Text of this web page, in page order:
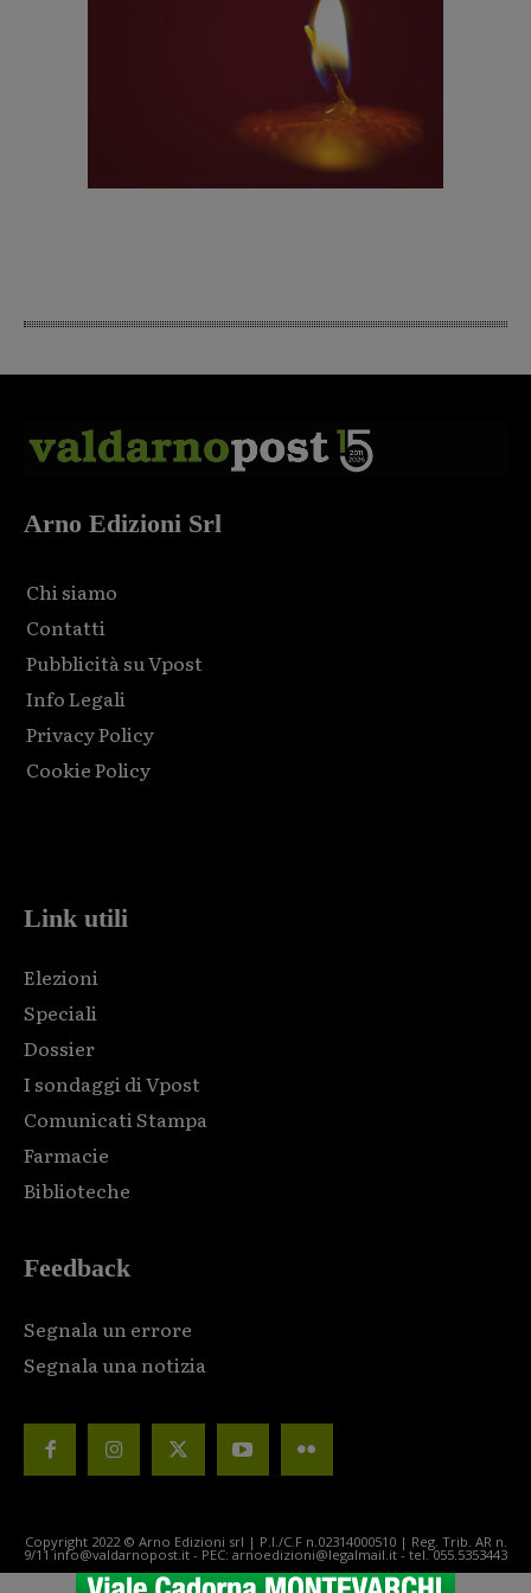
Arno Edizioni Srl
Chi siamo
Contatti
Pubblicità su Vpost
Info Legali
Privacy Policy
Cookie Policy
Link utili
Elezioni
Speciali
Dossier
I sondaggi di Vpost
Comunicati Stampa
Farmacie
Biblioteche
Feedback
Segnala un errore
Segnala una notizia
Copyright 2022 © Arno Edizioni srl | P.I./C.F n.02314000510 | Reg. Trib. AR n.
9/11 info@valdarnopost.it - PEC: arnoedizioni@legalmail.it - tel. 055.5353443